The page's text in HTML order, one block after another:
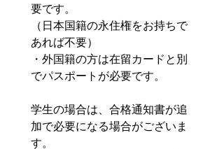
要です。
（日本国籍の永住権をお持ちで
あれば不要）
・外国籍の方は在留カードと別
でパスポートが必要です。
学生の場合は、合格通知書が追
加で必要になる場合がございま
す。